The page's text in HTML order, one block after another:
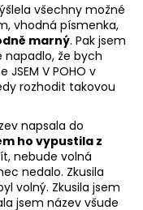
všechny možné
vhodná písmenka,
marný. Pak jsem
napadlo, že bych
V POHO v
rozhodit takovou
napsala do
ho vypustila z
nebude volná
nedalo. Zkusila
volný. Zkusila jsem
jsem název všude